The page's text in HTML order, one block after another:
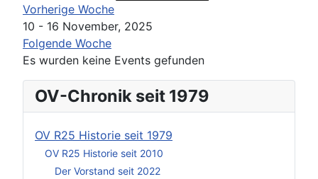
OV-Chronik seit 1979
OV R25 Historie seit 1979
OV R25 Historie seit 2010
Der Vorstand seit 2022
Vorherige Woche
10 - 16 November, 2025
Folgende Woche
Es wurden keine Events gefunden